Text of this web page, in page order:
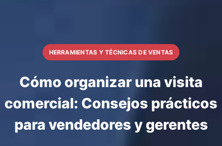
HERRAMIENTAS Y TÉCNICAS DE VENTAS
Cómo organizar una visita
comercial: Consejos prácticos
para vendedores y gerentes